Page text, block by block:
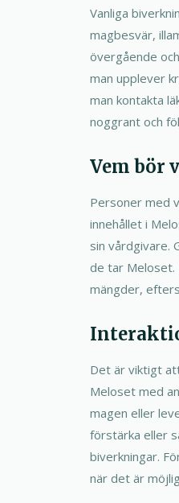
Vanliga
magbesvär,
övergående
man upplever
man kontakta
noggrant och
Vem bör
Personer med
innehållet i
sin vårdgivare.
de tar Meloset.
mängder,
Det är viktigt
Meloset med
magen eller
förstärka eller
biverkningar.
när det är